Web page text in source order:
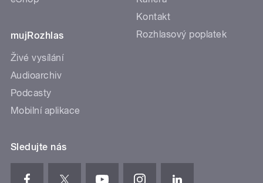
mujRozhlas
Živé vysílání
Audioarchiv
Podcasty
Mobilní aplikace
Kontakt
Rozhlasový poplatek
Sledujte nás